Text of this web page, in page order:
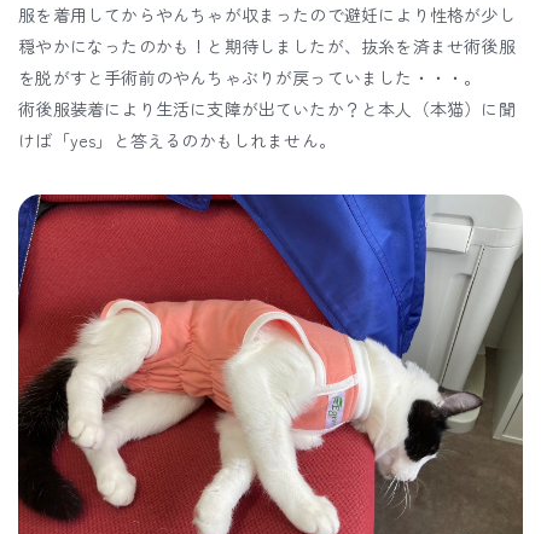
服を着用してからやんちゃが収まったので避妊により性格が少し
穏やかになったのかも！と期待しましたが、抜糸を済ませ術後服
を脱がすと手術前のやんちゃぶりが戻っていました・・・。
術後服装着により生活に支障が出ていたか？と本人（本猫）に聞
けば「yes」と答えるのかもしれません。